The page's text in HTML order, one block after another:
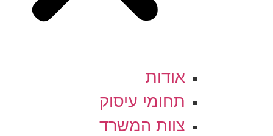
אודות
תחומי עיסוק
צוות המשרד